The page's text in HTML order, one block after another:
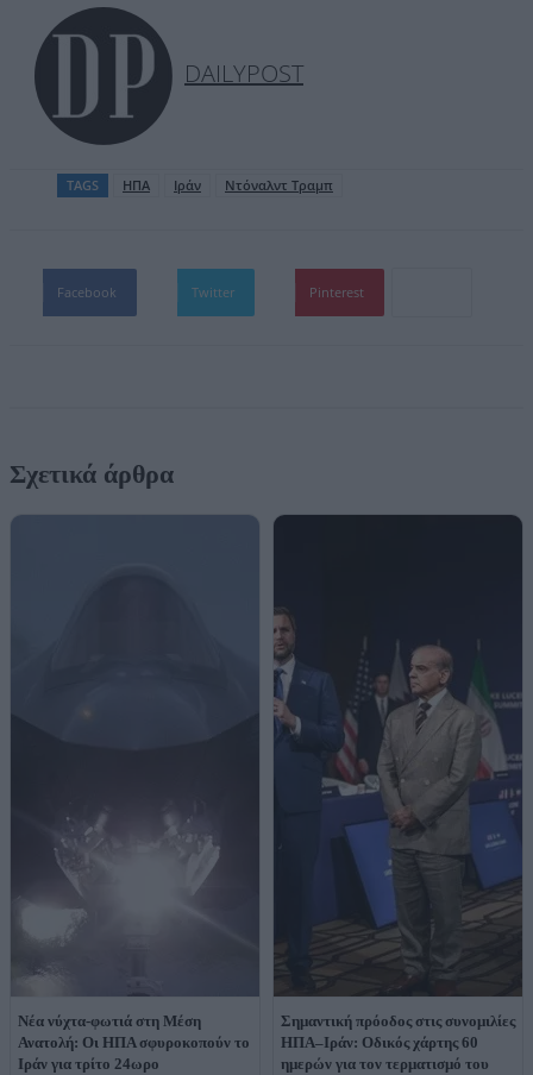
DAILYPOST
TAGS ΗΠΑ Ιράν Ντόναλντ Τραμπ
Facebook Twitter Pinterest
Σχετικά άρθρα
Νέα νύχτα-φωτιά στη Μέση
Ανατολή: Οι ΗΠΑ σφυροκοπούν το
Ιράν για τρίτο 24ωρο
Σημαντική πρόοδος στις συνομιλίες
ΗΠΑ–Ιράν: Οδικός χάρτης 60
ημερών για τον τερματισμό του